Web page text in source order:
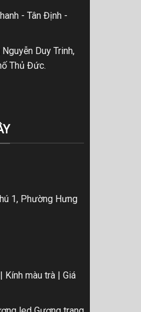
- Tân Định -
Duy Trinh,
Thủ Đức.
1, Phường Hưng
Kính màu trà| Giá